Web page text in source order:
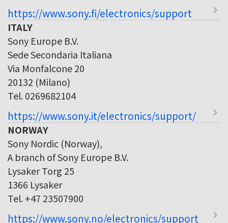
https://www.sony.fi/electronics/support
ITALY
Sony Europe B.V.
Sede Secondaria Italiana
Via Monfalcone 20
20132 (Milano)
Tel. 0269682104
https://www.sony.it/electronics/support/
NORWAY
Sony Nordic (Norway),
A branch of Sony Europe B.V.
Lysaker Torg 25
1366 Lysaker
Tel. +47 23507900
https://www.sony.no/electronics/support